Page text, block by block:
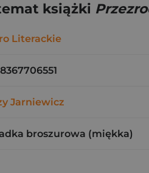
książki
Literackie
Jarniewicz
broszurowa (miękka)